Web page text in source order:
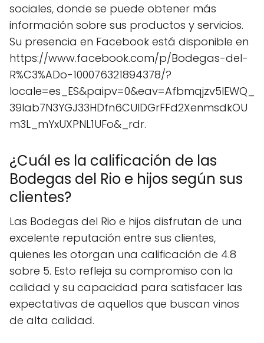
sociales, donde se puede obtener más
información sobre sus productos y servicios.
Su presencia en Facebook está disponible en
https://www.facebook.com/p/Bodegas-del-
R%C3%ADo-100076321894378/?
locale=es_ES&paipv=0&eav=Afbmqjzv5IEWQ_
39lab7N3YGJ33HDfn6CUIDGrFFd2XenmsdkOU
m3L_mYxUXPNL1UFo&_rdr.
¿Cuál es la calificación de las
Bodegas del Rio e hijos según sus
clientes?
Las Bodegas del Rio e hijos disfrutan de una
excelente reputación entre sus clientes,
quienes les otorgan una calificación de 4.8
sobre 5. Esto refleja su compromiso con la
calidad y su capacidad para satisfacer las
expectativas de aquellos que buscan vinos
de alta calidad.